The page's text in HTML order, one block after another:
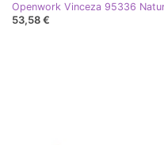
Openwork Vinceza 95336
53,58 €